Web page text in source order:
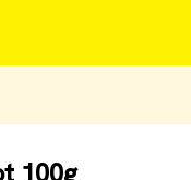
100g